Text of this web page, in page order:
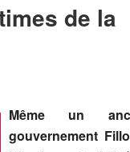
de la
Même un
gouvernement